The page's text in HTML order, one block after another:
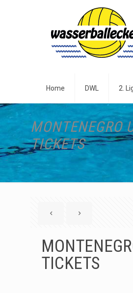
Home DWL 2.
MONTENEGRO
TICKETS
TICKETS